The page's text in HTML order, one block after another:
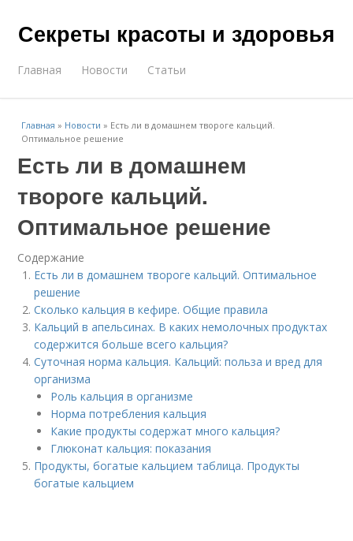
Секреты красоты и здоровья
Главная Новости Статьи
Главная » Новости » Есть ли в домашнем твороге кальций.
Оптимальное решение
Есть ли в домашнем
твороге кальций.
Оптимальное решение
Содержание
Есть ли в домашнем твороге кальций. Оптимальное
решение
Сколько кальция в кефире. Общие правила
Кальций в апельсинах. В каких немолочных продуктах
содержится больше всего кальция?
Суточная норма кальция. Кальций: польза и вред для
организма
Роль кальция в организме
Норма потребления кальция
Какие продукты содержат много кальция?
Глюконат кальция: показания
Продукты, богатые кальцием таблица. Продукты
богатые кальцием